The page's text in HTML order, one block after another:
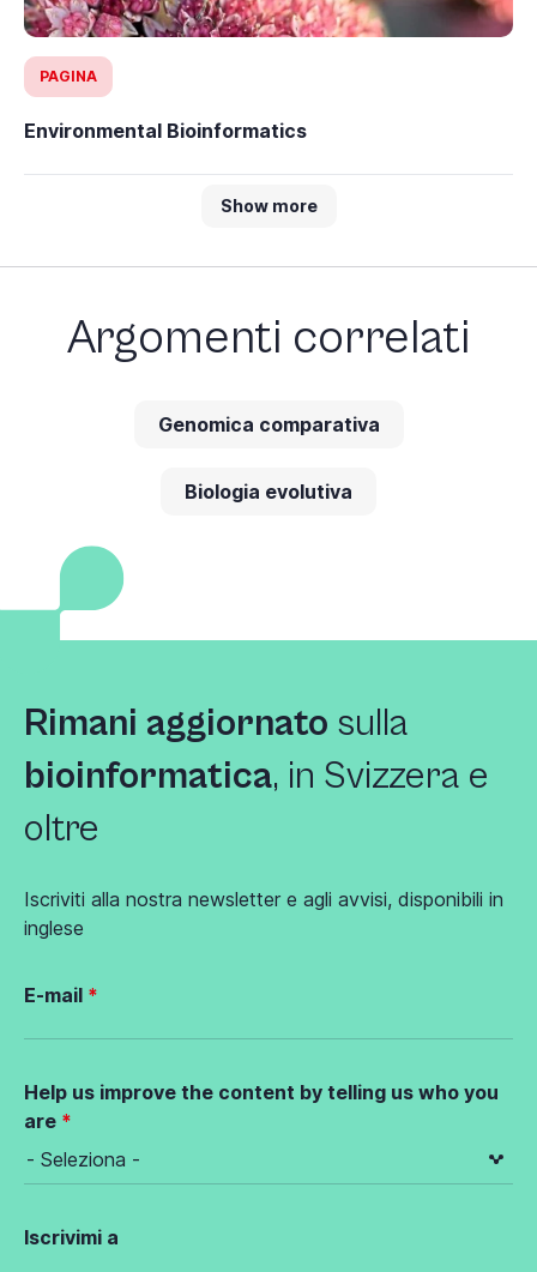
PAGINA
Environmental Bioinformatics
Show more
Argomenti correlati
Genomica comparativa
Biologia evolutiva
Rimani aggiornato sulla
bioinformatica, in Svizzera e
oltre
Iscriviti alla nostra newsletter e agli avvisi, disponibili in
inglese
E-mail
Help us improve the content by telling us who you
are
Iscrivimi a